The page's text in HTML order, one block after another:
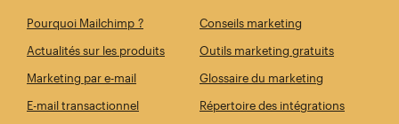
Pourquoi Mailchimp ?
Actualités sur les produits
Marketing par e-mail
E-mail transactionnel
Conseils marketing
Outils marketing gratuits
Glossaire du marketing
Répertoire des intégrations